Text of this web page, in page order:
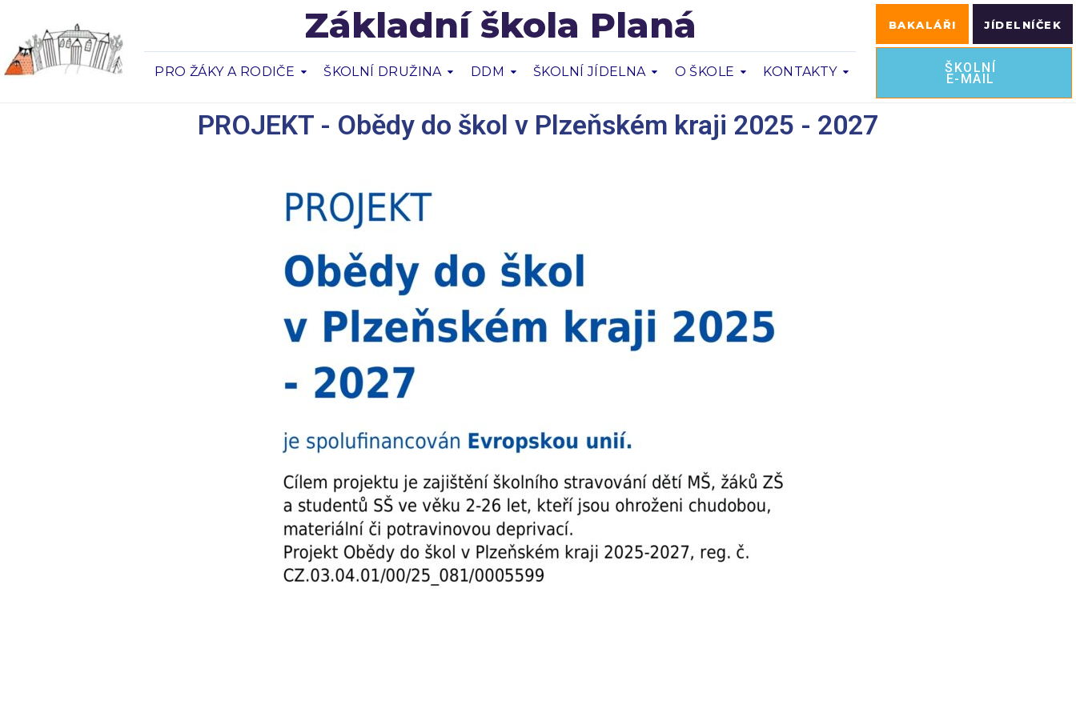
Základní škola Planá
PRO ŽÁKY A RODIČE ŠKOLNÍ DRUŽINA DDM ŠKOLNÍ JÍDELNA O ŠKOLE KONTAKTY
BAKALÁŘI
ŠKOLNÍ
E-MAIL
JÍDELNÍČEK
PROJEKT - Obědy do škol v Plzeňském kraji 2025 - 2027